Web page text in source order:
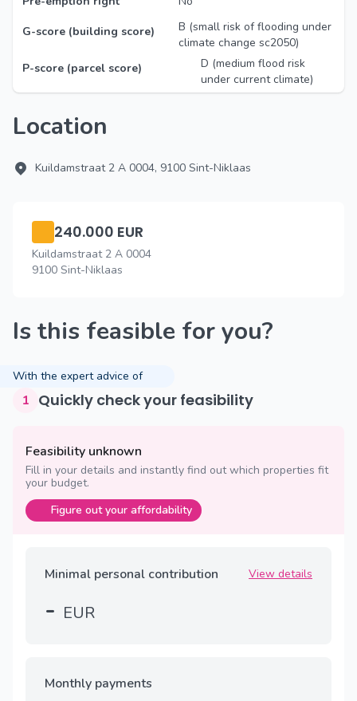
G-score (building score)
B (small risk of flooding under
climate change sc2050)
P-score (parcel score)
D (medium flood risk
under current climate)
Location
Kuildamstraat 2 A 0004, 9100 Sint-Niklaas
240.000 EUR
Kuildamstraat 2 A 0004
9100 Sint-Niklaas
Is this feasible for you?
With the expert advice of
1 Quickly check your feasibility
Feasibility unknown
Fill in your details and instantly find out which properties fit
your budget.
Figure out your affordability
Minimal personal contribution View details
- EUR
Monthly payments